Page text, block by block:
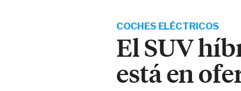
COCHES ELÉCTRICOS
El SUV
está en